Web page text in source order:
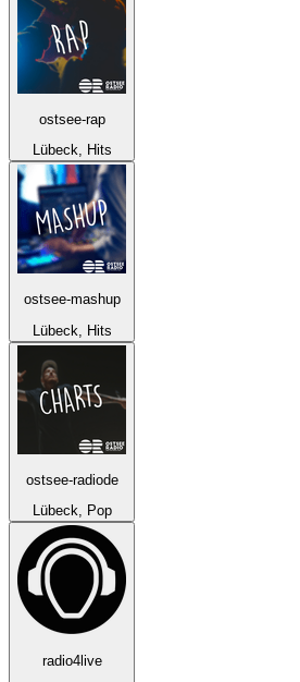
ostsee-rap
Lübeck, Hits
ostsee-mashup
Lübeck, Hits
ostsee-radiode
Lübeck, Pop
radio4live